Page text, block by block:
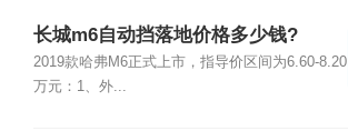
长城m6自动挡落地价格多少钱?
2019款哈弗M6正式上市，指导价区间为6.60-8.20
万元：1、外...